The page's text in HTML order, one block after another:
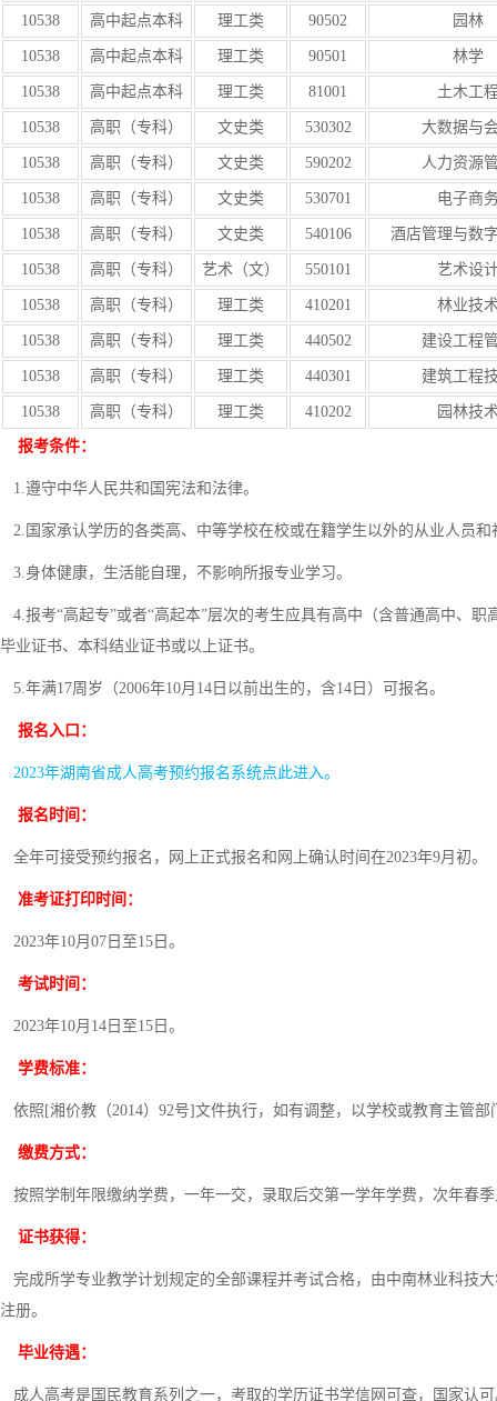
10538 高中起点本科 理工类 90502 园林
10538 高中起点本科 理工类 90501 林学
10538 高中起点本科 理工类 81001 土木工
10538 高职（专科） 文史类 530302 大数据与
10538 高职（专科） 文史类 590202 人力资源
10538 高职（专科） 文史类 530701 电子商
10538 高职（专科） 文史类 540106 酒店管理与数
10538 高职（专科） 艺术（文） 550101 艺术设
10538 高职（专科） 理工类 410201 林业技
10538 高职（专科） 理工类 440502 建设工程
10538 高职（专科） 理工类 440301 建筑工程
10538 高职（专科） 理工类 410202 园林技
报考条件：
1.遵守中华人民共和国宪法和法律。
2.国家承认学历的各类高、中等学校在校或在籍学生以外的从业人员和
3.身体健康，生活能自理，不影响所报专业学习。
4.报考“高起专”或者“高起本”层次的考生应具有高中（含普通高中、
毕业证书、本科结业证书或以上证书。
5.年满17周岁（2006年10月14日以前出生的，含14日）可报名。
报名入口：
2023年湖南省成人高考预约报名系统点此进入。
报名时间：
全年可接受预约报名，网上正式报名和网上确认时间在2023年9月初。
准考证打印时间：
2023年10月07日至15日。
考试时间：
2023年10月14日至15日。
学费标准：
依照[湘价教（2014）92号]文件执行，如有调整，以学校或教育主管部
缴费方式：
按照学制年限缴纳学费，一年一交，录取后交第一学年学费，次年春
证书获得：
完成所学专业教学计划规定的全部课程并考试合格，由中南林业科技
注册。
毕业待遇：
成人高考是国民教育系列之一，考取的学历证书学信网可查，国家认